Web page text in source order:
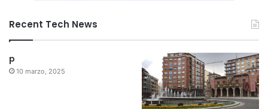
Recent Tech News
p
10 marzo, 2025